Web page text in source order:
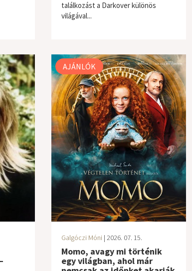
találkozást a Darkover különös
világával...
AJÁNLÓK
Galgóczi Móni | 2026. 07. 15.
Momo, avagy mi történik
egy világban, ahol már